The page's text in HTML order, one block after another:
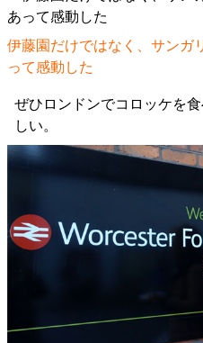
伊藤園だけではなく、サンガ
って感動した
ぜひロンドンでコロッケを
しい。